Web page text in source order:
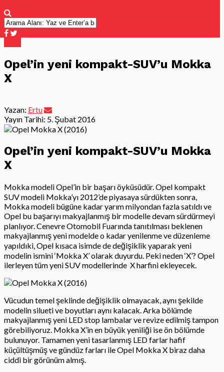
Opel’in yeni kompakt-SUV’u Mokka
X
Yazan: Ertu
Yayın Tarihi: 5. Şubat 2016
Opel’in yeni kompakt-SUV’u Mokka
X
Mokka modeli Opel’in bir başarı öyküsüdür. Opel kompakt
SUV modeli Mokka’yı 2012’de piyasaya sürdükten sonra,
Mokka modeli bügüne kadar yarım milyondan fazla satıldı ve
Opel bu başarıyı makyajlanmış bir modelle devam sürdürmeyi
planlıyor. Cenevre Otomobil Fuarında tanıtılması beklenen
makyajlanmış yeni modelde o kadar yenilenme ve düzenleme
yapıldıki, Opel kısaca isimde de değişiklik yaparak yeni
modelin ismini ‘Mokka X’ olarak duyurdu. Peki neden ‘X’? Opel
ilerleyen tüm yeni SUV modellerinde X harfini ekleyecek.
Vücudun temel şeklinde değişiklik olmayacak, aynı şekilde
modelin silueti ve boyutları aynı kalacak. Arka bölümde
makyajlanmış yeni LED stop lambalar ve revize edilmiş tampon
görebiliyoruz. Mokka X’in en büyük yeniliği ise ön bölümde
bulunuyor. Tamamen yeni tasarlanmış LED farlar hafif
küçültüşmüş ve gündüz farları ile Opel Mokka X biraz daha
ciddi bir görünüm almış.